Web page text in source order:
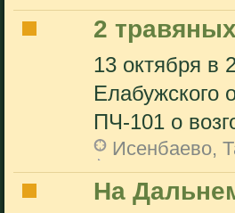
2
13 октября в
Елабужского
ПЧ-101 о
Исенбаево,
На